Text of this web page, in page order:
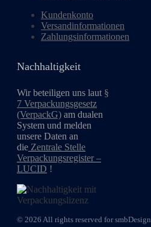
Kundenkonto
Versandinformationen
Zahlungsinformationen
Nachhaltigkeit
Wir beteiligen uns laut §
7 Verpackungsgesetz
(VerpackG) am dualen
System und melden
unsere Daten an
die Zentrale Stelle
Verpackungsregister –
LUCID !
© 2026 All rights reserved for smbDesign